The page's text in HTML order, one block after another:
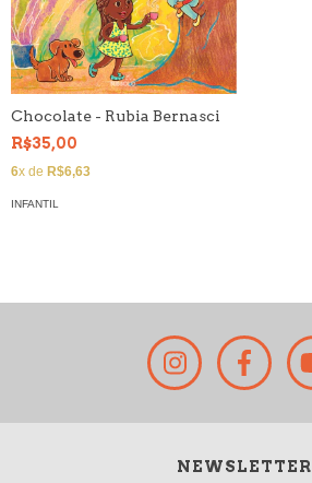
Chocolate - Rubia Bernasci
R$35,00
6x de R$6,63
INFANTIL
NEWSLETTER